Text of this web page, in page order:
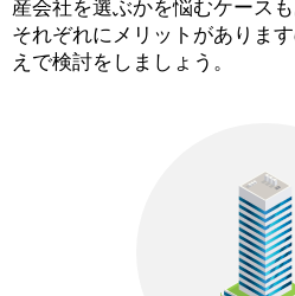
産会社を選ぶかを悩むケース
それぞれにメリットがありま
えで検討をしましょう。